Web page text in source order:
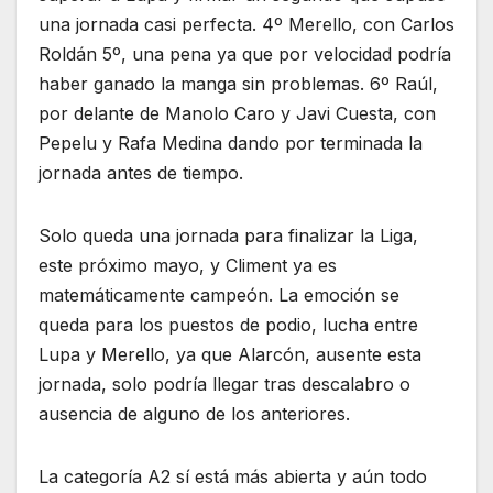
una jornada casi perfecta. 4º Merello, con Carlos
Roldán 5º, una pena ya que por velocidad podría
haber ganado la manga sin problemas. 6º Raúl,
por delante de Manolo Caro y Javi Cuesta, con
Pepelu y Rafa Medina dando por terminada la
jornada antes de tiempo.
Solo queda una jornada para finalizar la Liga,
este próximo mayo, y Climent ya es
matemáticamente campeón. La emoción se
queda para los puestos de podio, lucha entre
Lupa y Merello, ya que Alarcón, ausente esta
jornada, solo podría llegar tras descalabro o
ausencia de alguno de los anteriores.
La categoría A2 sí está más abierta y aún todo